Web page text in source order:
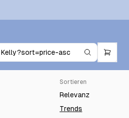
Sortieren
Relevanz
Trends